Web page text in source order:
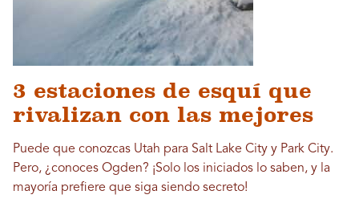
3 estaciones de esquí que
rivalizan con las mejores
Puede que conozcas Utah para Salt Lake City y Park City.
Pero, ¿conoces Ogden? ¡Solo los iniciados lo saben, y la
mayoría prefiere que siga siendo secreto!